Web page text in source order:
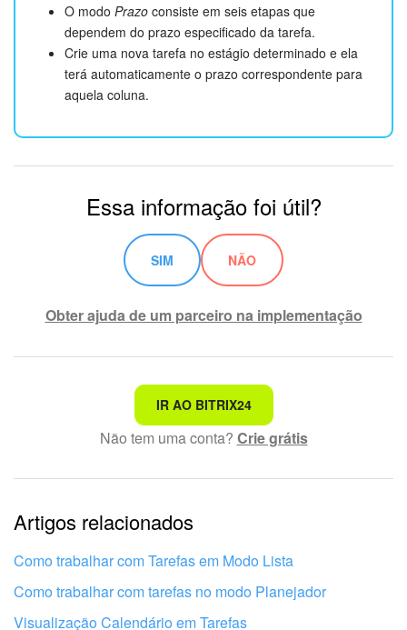
O modo Prazo consiste em seis etapas que
dependem do prazo especificado da tarefa.
Crie uma nova tarefa no estágio determinado e ela
terá automaticamente o prazo correspondente para
aquela coluna.
Essa informação foi útil?
SIM NÃO
Obter ajuda de um parceiro na implementação
Não é o que estou procurando
Texto complexo e incompreensível
Informações estão desatualizadas
Explicação muito breve, preciso de mais informações
Não gosto de como esta ferramenta funciona
IR AO BITRIX24
Não tem uma conta? Crie grátis
Artigos relacionados
Como trabalhar com Tarefas em Modo Lista
Como trabalhar com tarefas no modo Planejador
Visualização Calendário em Tarefas